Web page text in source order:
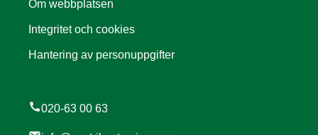
Om webbplatsen
Integritet och cookies
Hantering av personuppgifter
call020-63 00 63